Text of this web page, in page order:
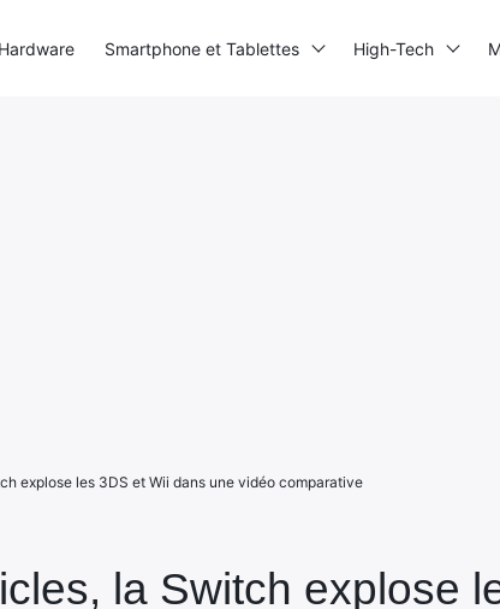
la Switch explose
explose les 3DS et Wii dans une vidéo comparative
Smartphone et Tablettes High-Tech